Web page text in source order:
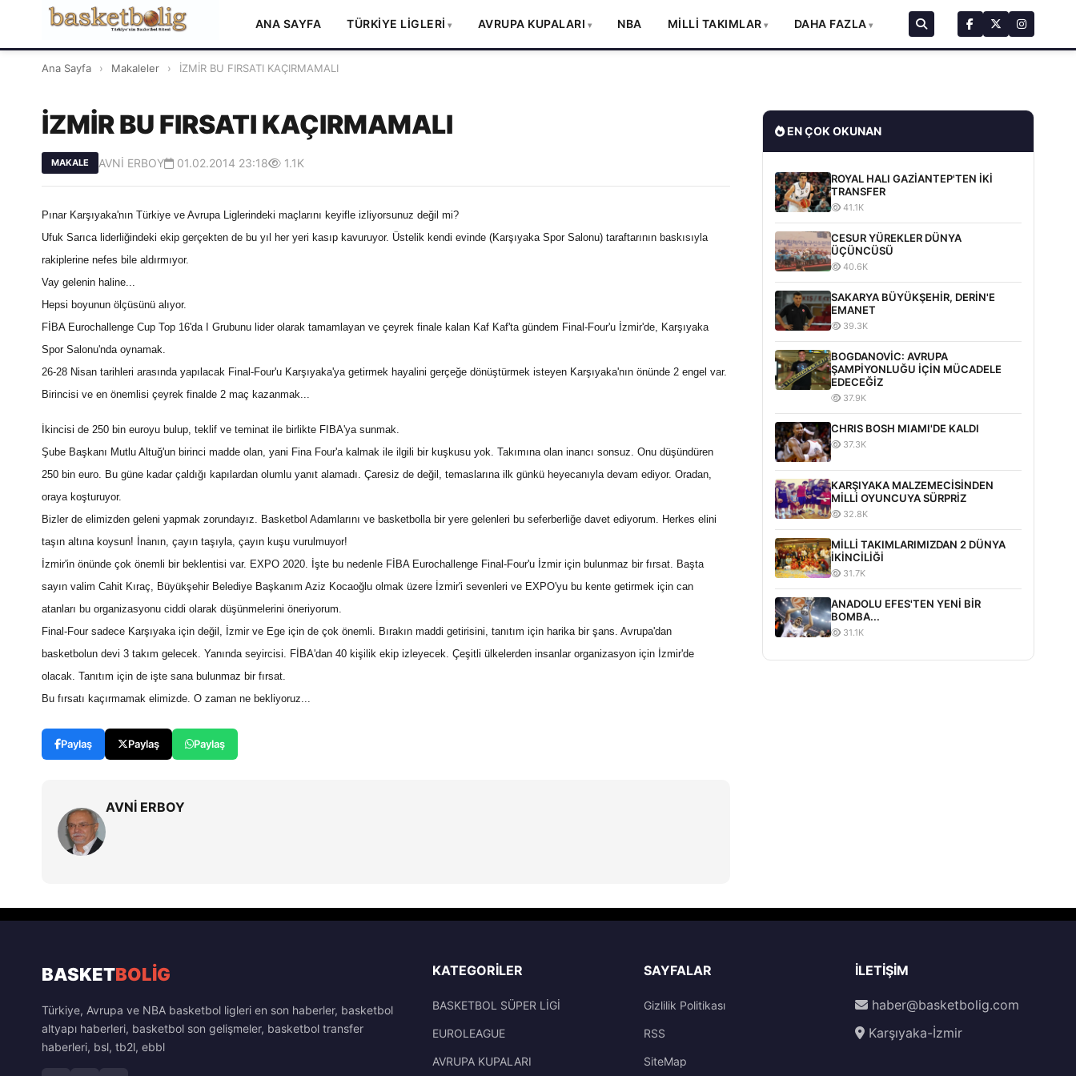
ANA SAYFA TÜRKİYE LİGLERİ AVRUPA KUPALARI NBA MİLLİ TAKIMLAR DAHA FAZLA
Ana Sayfa › Makaleler › İZMİR BU FIRSATI KAÇIRMAMALI
İZMİR BU FIRSATI KAÇIRMAMALI
MAKALE AVNİ ERBOY 01.02.2014 23:18 1.1K
Pınar Karşıyaka'nın Türkiye ve Avrupa Liglerindeki maçlarını keyifle izliyorsunuz değil mi?
Ufuk Sarıca liderliğindeki ekip gerçekten de bu yıl her yeri kasıp kavuruyor. Üstelik kendi evinde (Karşıyaka Spor Salonu) taraftarının baskısıyla
rakiplerine nefes bile aldırmıyor.
Vay gelenin haline...
Hepsi boyunun ölçüsünü alıyor.
FİBA Eurochallenge Cup Top 16'da I Grubunu lider olarak tamamlayan ve çeyrek finale kalan Kaf Kaf'ta gündem Final-Four'u İzmir'de, Karşıyaka
Spor Salonu'nda oynamak.
26-28 Nisan tarihleri arasında yapılacak Final-Four'u Karşıyaka'ya getirmek hayalini gerçeğe dönüştürmek isteyen Karşıyaka'nın önünde 2 engel var.
Birincisi ve en önemlisi çeyrek finalde 2 maç kazanmak...
İkincisi de 250 bin euroyu bulup, teklif ve teminat ile birlikte FIBA'ya sunmak.
Şube Başkanı Mutlu Altuğ'un birinci madde olan, yani Fina Four'a kalmak ile ilgili bir kuşkusu yok. Takımına olan inancı sonsuz. Onu düşündüren
250 bin euro. Bu güne kadar çaldığı kapılardan olumlu yanıt alamadı. Çaresiz de değil, temaslarına ilk günkü heyecanıyla devam ediyor. Oradan,
oraya koşturuyor.
Bizler de elimizden geleni yapmak zorundayız. Basketbol Adamlarını ve basketbolla bir yere gelenleri bu seferberliğe davet ediyorum. Herkes elini
taşın altına koysun! İnanın, çayın taşıyla, çayın kuşu vurulmuyor!
İzmir'in önünde çok önemli bir beklentisi var. EXPO 2020. İşte bu nedenle FİBA Eurochallenge Final-Four'u İzmir için bulunmaz bir fırsat. Başta
sayın valim Cahit Kıraç, Büyükşehir Belediye Başkanım Aziz Kocaoğlu olmak üzere İzmir'i sevenleri ve EXPO'yu bu kente getirmek için can
atanları bu organizasyonu ciddi olarak düşünmelerini öneriyorum.
Final-Four sadece Karşıyaka için değil, İzmir ve Ege için de çok önemli. Bırakın maddi getirisini, tanıtım için harika bir şans. Avrupa'dan
basketbolun devi 3 takım gelecek. Yanında seyircisi. FİBA'dan 40 kişilik ekip izleyecek. Çeşitli ülkelerden insanlar organizasyon için İzmir'de
olacak. Tanıtım için de işte sana bulunmaz bir fırsat.
Bu fırsatı kaçırmamak elimizde. O zaman ne bekliyoruz...
Paylaş Paylaş Paylaş
AVNİ ERBOY
EN ÇOK OKUNAN
ROYAL HALI GAZİANTEP'TEN İKİ
TRANSFER
41.1K
CESUR YÜREKLER DÜNYA
ÜÇÜNCÜSÜ
40.6K
SAKARYA BÜYÜKŞEHİR, DERİN'E
EMANET
39.3K
BOGDANOVİC: AVRUPA
ŞAMPİYONLUĞU İÇİN MÜCADELE
EDECEĞİZ
37.9K
CHRIS BOSH MIAMI'DE KALDI
37.3K
KARŞIYAKA MALZEMECİSİNDEN
MİLLİ OYUNCUYA SÜRPRİZ
32.8K
MİLLİ TAKIMLARIMIZDAN 2 DÜNYA
İKİNCİLİĞİ
31.7K
ANADOLU EFES'TEN YENİ BİR
BOMBA...
31.1K
BASKETBOLİG
Türkiye, Avrupa ve NBA basketbol ligleri en son haberler, basketbol
altyapı haberleri, basketbol son gelişmeler, basketbol transfer
haberleri, bsl, tb2l, ebbl
KATEGORILER
BASKETBOL SÜPER LİGİ
EUROLEAGUE
AVRUPA KUPALARI
SAYFALAR
Gizlilik Politikası
RSS
SiteMap
İLETIŞIM
haber@basketbolig.com
Karşıyaka-İzmir